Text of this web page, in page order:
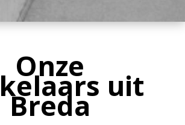
Onze
uit
Breda